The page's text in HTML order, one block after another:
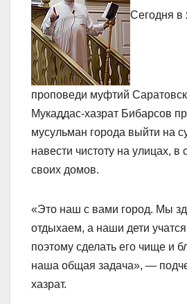
Сегодня в
проповеди муфтий
Мукаддас-хазрат Бибарсов
мусульман города выйти на
навести чистоту на улицах, в
своих домов.
«Это наш с вами город. Мы
отдыхаем, а наши дети
поэтому сделать его чище и
наша общая задача», —
хазрат.